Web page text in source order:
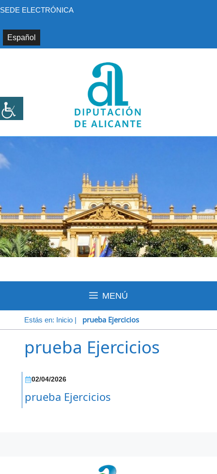
al
SEDE ELECTRÓNICA
Español
MENÚ
Estás en: Inicio | prueba Ejercicios
prueba Ejercicios
02/04/2026
prueba Ejercicios